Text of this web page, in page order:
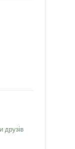
друзів